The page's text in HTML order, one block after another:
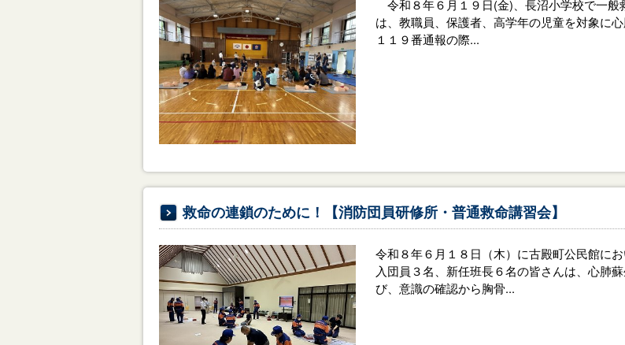
令和８年６月１９日(金)、長沼小学校で一
は、教職員、保護者、高学年の児童を対象に
１１９番通報の際...
救命の連鎖のために！【消防団員研修所・普通救命講習会】
令和８年６月１８日（木）に古殿町公民館に
入団員３名、新任班長６名の皆さんは、心肺
び、意識の確認から胸骨...